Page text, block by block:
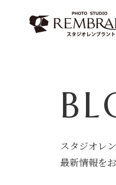
スタジオレ
最新情報を